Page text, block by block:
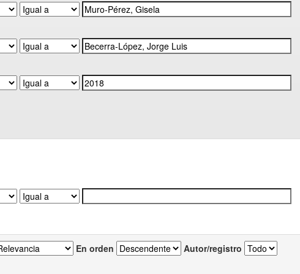
En orden Autor/registro